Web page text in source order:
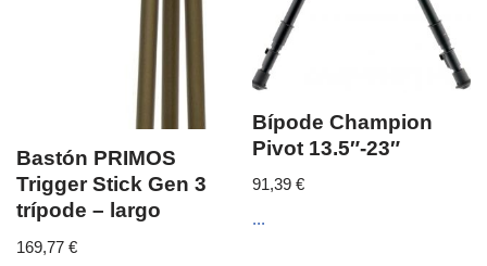
Bastón PRIMOS
Trigger Stick Gen 3
trípode – largo
169,77 €
Bípode Champion
Pivot 13.5″-23″
91,39€
...